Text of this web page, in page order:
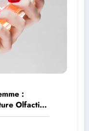
:
Olfactive